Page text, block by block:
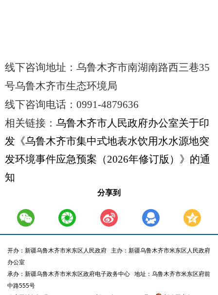
线下咨询地址：乌鲁木齐市南湖南路西三巷35
号乌鲁木齐市生态环境局
线下咨询电话： 0991-4879636
相关链接： 乌鲁木齐市人民政府办公室关于印
发《乌鲁木齐市集中式地表水饮用水水源地突
发环境事件应急预案（2026年修订版）》的通
知
分享到
开办：新疆乌鲁木齐市米东区人民政府 主办：新疆乌鲁木齐市米东区人民政府
办公室
承办：新疆乌鲁木齐市米东区政府电子政务中心 地址：乌鲁木齐市米东区府前
中路555号